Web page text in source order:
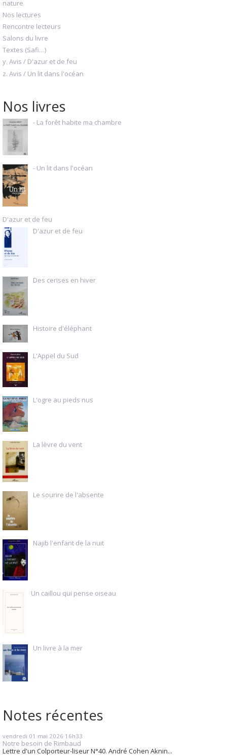
nature
Nos lectures
Rencontre lecteurs
Salons du livre
Textes (Safi…)
y. Avis / D'azur et de feu
z. Avis / Un lit dans l'océan
Nos livres
- La forêt habite ma chambre
- Un lit dans l'océan
D'azur et de feu
D'azur et de feu
Des cerises en hiver
Histoire d'éléphant
L'Appel du Sud
L'ogre au pieds nus
La lèvre du vent
Le sourire de l'absente
Najib l'enfant de la nuit
Un caillou qui pense oiseau
Un livre à la mer
Notes récentes
vendredi 01 mai 2026 16h33
Notre besoin de Rimbaud
Lettre d'un Colporteur-liseur N°40. André Cohen Aknin...